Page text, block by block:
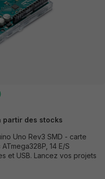
partir des stocks
Uno Rev3 SMD - carte
14 E/S
et USB. Lancez vos projets